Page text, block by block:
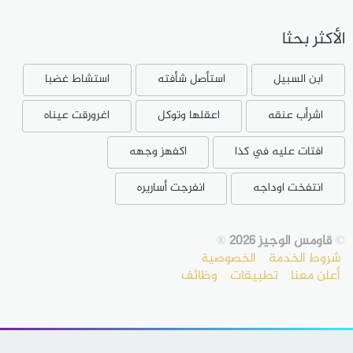
الأكثر بحثا
ابن السبيل استأصل شأفته
استشاط غضبا
اشرأب عنقه
اعقلها وتوكل
اغرورقت عيناه
افتات عليه في كذا
اكفهز وجهه
انتفخت اوداجه
انفرجت أساريره
©قاومس الوجيز 2026 ®
شروط الخدمة الخصوصية
أعلن معنا تطبيقات وظائف